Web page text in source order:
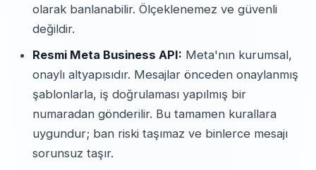
olarak banlanabilir. Ölçeklenemez ve güvenli
değildir.
Resmi Meta Business API: Meta'nın kurumsal,
onaylı altyapısıdır. Mesajlar önceden onaylanmış
şablonlarla, iş doğrulaması yapılmış bir
numaradan gönderilir. Bu tamamen kurallara
uygundur; ban riski taşımaz ve binlerce mesajı
sorunsuz taşır.